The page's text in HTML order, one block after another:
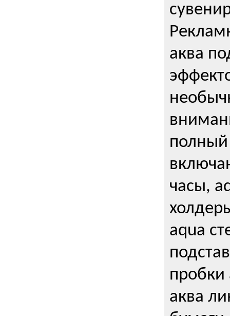
аква
полный
часы,
aqua
пробки
аква